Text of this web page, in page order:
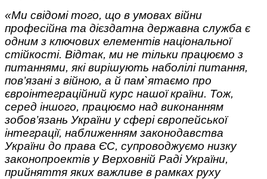
«Ми свідомі того, що в умовах війни
професійна та дієздатна державна служба є
одним з ключових елементів національної
стійкості. Відтак, ми не тільки працюємо з
питаннями, які вирішують наболілі питання,
пов’язані з війною, а й пам`ятаємо про
євроінтеграційний курс нашої країни. Тож,
серед іншого, працюємо над виконанням
зобов’язань України у сфері європейської
інтеграції, наближенням законодавства
України до права ЄС, супроводжуємо низку
законопроектів у Верховній Раді України,
прийняття яких важливе в рамках руху